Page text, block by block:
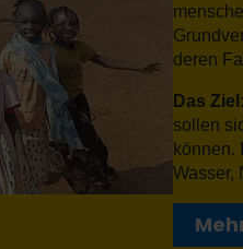
deren
Das Ziel:
sollen
können.
Wasser,